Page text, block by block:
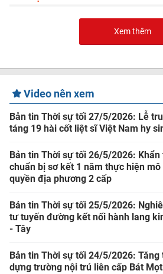
Xem thêm
Video nên xem
Bản tin Thời sự tối 27/5/2026: Lễ
táng 19 hài cốt liệt sĩ Việt Nam hy
Bản tin Thời sự tối 26/5/2026:
chuẩn bị sơ kết 1 năm thực hiện
quyền địa phương 2 cấp
Bản tin Thời sự tối 25/5/2026:
tư tuyến đường kết nối hành lang
- Tây
Bản tin Thời sự tối 24/5/2026: Tăng
dựng trường nội trú liên cấp Bát Mọt